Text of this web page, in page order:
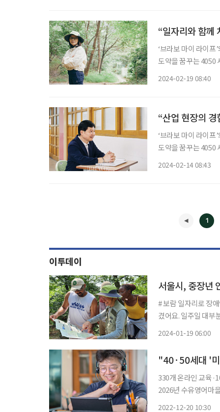
“일자리와 함께
‘브라보 마이 라이프
도약을 꿈꾸는 4050
2024-02-19 08:40
“산업 현장의
‘브라보 마이 라이프
도약을 꿈꾸는 4050
2024-02-14 08:43
1
이투데이
서울시, 중장년
# 보람 일자리로 장
겼어요. 일주일 대부
2024-01-19 06:00
330개 온라인 교육
2026년 수유영어마을 부지에 중장년 공
2022-12-20 10:30